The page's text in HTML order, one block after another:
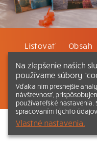
Listovať Obsah
Kontakt
© 2026 katechizmus.sk |
funguje aj vďaka
Na zlepšenie našich
používame súbory
Vďaka nim presnejšie
návštevnosť,
používateľské nastavenia.
spracovaním týchto
Vlastné nastavenia.